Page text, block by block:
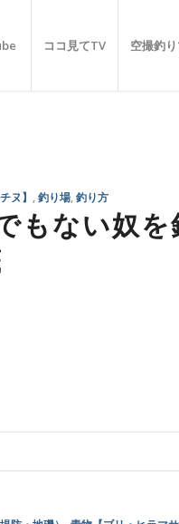
ココ見てTV 空撮釣
ヌ】 釣り場, 釣り方
もない奴を